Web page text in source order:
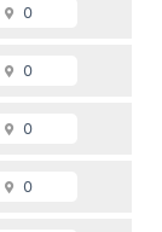
0
0
0
0